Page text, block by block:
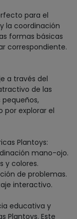
para el
la coordinación
formas básicas
correspondiente.
a través del
de las
por explorar el
Plantoys:
mano-ojo.
y colores.
de problemas.
interactivo.
educativa y
Plantoys. Este